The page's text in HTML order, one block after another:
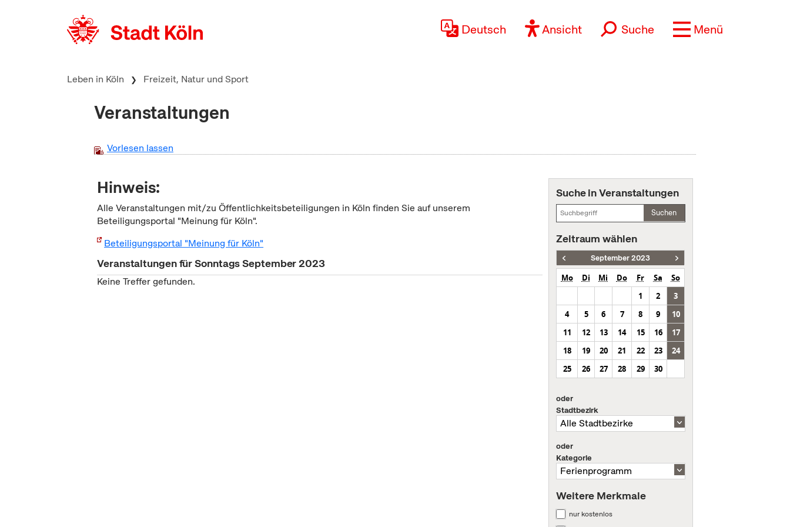
Deutsch Ansicht Suche Menü
Leben in Köln Freizeit, Natur und Sport
Veranstaltungen
Vorlesen lassen
Hinweis:
Alle Veranstaltungen mit/zu Öffentlichkeitsbeteiligungen in Köln finden Sie auf unserem
Beteiligungsportal "Meinung für Köln".
Beteiligungsportal "Meinung für Köln"
Veranstaltungen für Sonntags September 2023
Keine Treffer gefunden.
Suche in Veranstaltungen
Suchen
Zeitraum wählen
September 2023
Mo Di Mi Do Fr Sa
So
1
2
3
4
5 6 7 8 9
10
11
12 13 14 15 16
17
18
19 20 21 22 23
24
25
26 27 28 29 30
oder
Stadtbezirk
oder
Kategorie
Weitere Merkmale
nur kostenlos